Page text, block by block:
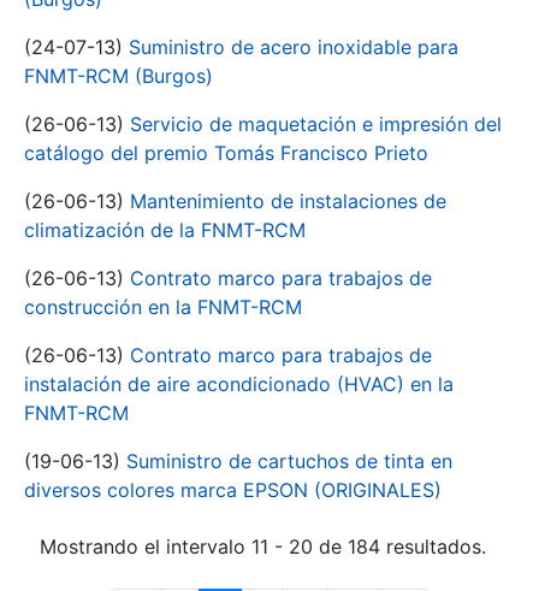
(24-07-13) Suministro de acero inoxidable para
FNMT-RCM (Burgos)
(26-06-13) Servicio de maquetación e impresión del
catálogo del premio Tomás Francisco Prieto
(26-06-13) Mantenimiento de instalaciones de
climatización de la FNMT-RCM
(26-06-13) Contrato marco para trabajos de
construcción en la FNMT-RCM
(26-06-13) Contrato marco para trabajos de
instalación de aire acondicionado (HVAC) en la
FNMT-RCM
(19-06-13) Suministro de cartuchos de tinta en
diversos colores marca EPSON (ORIGINALES)
Mostrando el intervalo 11 - 20 de 184 resultados.